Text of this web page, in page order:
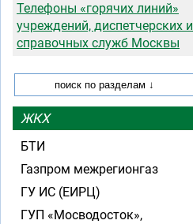
Телефоны «горячих линий»
учреждений, диспетчерских и
справочных служб Москвы
ЖКХ
БТИ
Газпром межрегионгаз
ГУ ИС (ЕИРЦ)
ГУП «Мосводосток»,